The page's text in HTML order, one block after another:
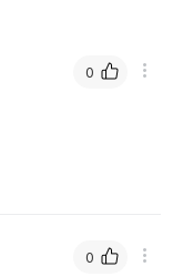
0
0